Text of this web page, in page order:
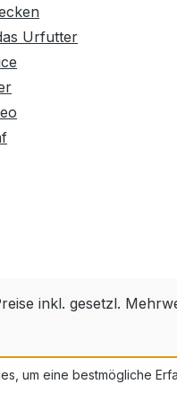
Urfutter
inkl. gesetzl.
um eine bestmögliche